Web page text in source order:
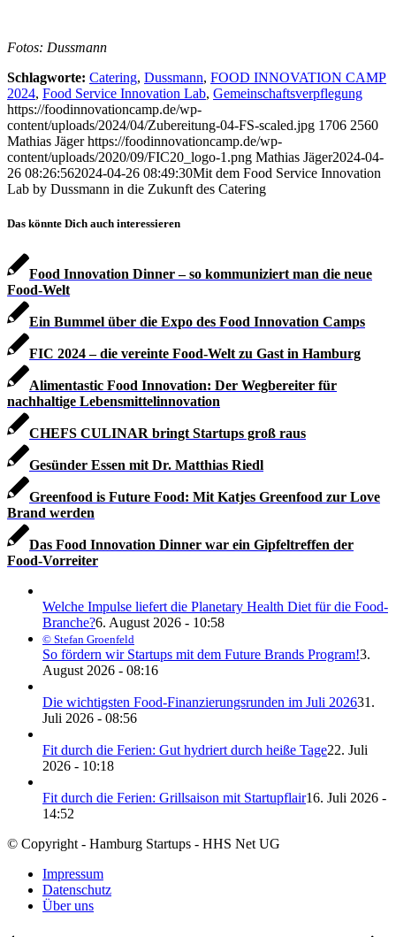
Fotos: Dussmann
Schlagworte: Catering, Dussmann, FOOD INNOVATION CAMP
2024, Food Service Innovation Lab, Gemeinschaftsverpflegung
https://foodinnovationcamp.de/wp-
content/uploads/2024/04/Zubereitung-04-FS-scaled.jpg 1706 2560
Mathias Jäger https://foodinnovationcamp.de/wp-
content/uploads/2020/09/FIC20_logo-1.png Mathias Jäger2024-04-
26 08:26:562024-04-26 08:49:30Mit dem Food Service Innovation
Lab by Dussmann in die Zukunft des Catering
Das könnte Dich auch interessieren
Food Innovation Dinner – so kommuniziert man die neue
Food-Welt
Ein Bummel über die Expo des Food Innovation Camps
FIC 2024 – die vereinte Food-Welt zu Gast in Hamburg
Alimentastic Food Innovation: Der Wegbereiter für
nachhaltige Lebensmittelinnovation
CHEFS CULINAR bringt Startups groß raus
Gesünder Essen mit Dr. Matthias Riedl
Greenfood is Future Food: Mit Katjes Greenfood zur Love
Brand werden
Das Food Innovation Dinner war ein Gipfeltreffen der
Food-Vorreiter
Welche Impulse liefert die Planetary Health Diet für die Food-
Branche?6. August 2026 - 10:58
© Stefan Groenfeld
So fördern wir Startups mit dem Future Brands Program!3.
August 2026 - 08:16
Die wichtigsten Food-Finanzierungsrunden im Juli 202631.
Juli 2026 - 08:56
Fit durch die Ferien: Gut hydriert durch heiße Tage22. Juli
2026 - 10:18
Fit durch die Ferien: Grillsaison mit Startupflair16. Juli 2026 -
14:52
© Copyright - Hamburg Startups - HHS Net UG
Impressum
Datenschutz
Über uns